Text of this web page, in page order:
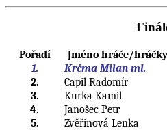
Pořadí Jméno hráče/hráčky
1.
Krčma Milan ml.
2.
Capil Radomír
3.
Kurka Kamil
4.
Janošec Petr
5.
Zvěřinová Lenka